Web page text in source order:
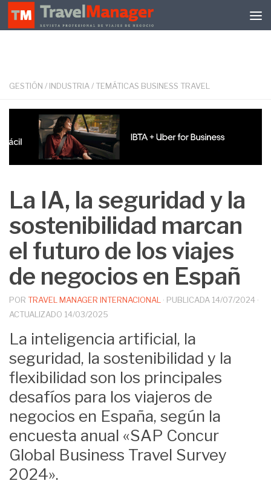
Debajo del contenido
GESTIÓN / INDUSTRIA/ TEMÁTICAS BUSINESS TRAVEL
La IA, la seguridad y la
sostenibilidad marcan
el futuro de los viajes
de negocios en Españ
POR TRAVEL MANAGER INTERNACIONAL · PUBLICADA 14/07/2024 ·
ACTUALIZADO 14/03/2025
La inteligencia artificial, la
seguridad, la sostenibilidad y la
flexibilidad son los principales
desafíos para los viajeros de
negocios en España, según la
encuesta anual «SAP Concur
Global Business Travel Survey
2024».